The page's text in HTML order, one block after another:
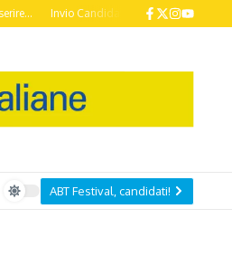
Invio Candidature ABT Festival 2026 entro il
ABT Festival, candidati!